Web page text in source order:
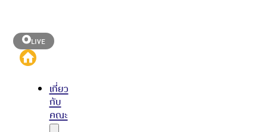
LIVE
เกี่ยว
กับ
คณะ